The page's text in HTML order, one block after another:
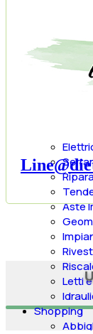
Aste
Letti
Shopping